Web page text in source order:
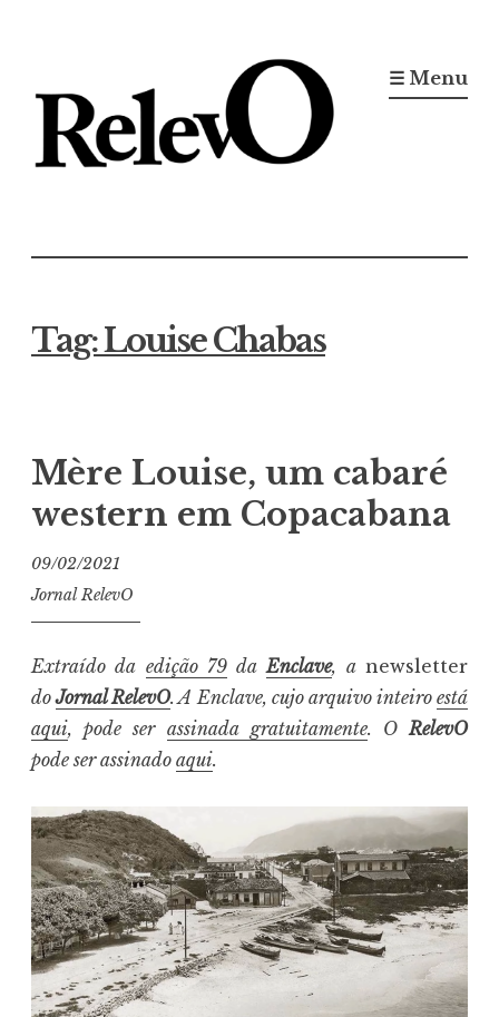
conteúdo
☰ Menu
Tag:Louise Chabas
Mère Louise, um cabaré
western em Copacabana
09/02/2021
Jornal RelevO
Extraído da edição 79daEnclave, anewsletter
doJornal RelevO. A Enclave, cujo arquivo inteiro está
aqui, pode ser assinada gratuitamente. ORelevO
pode ser assinado aqui.